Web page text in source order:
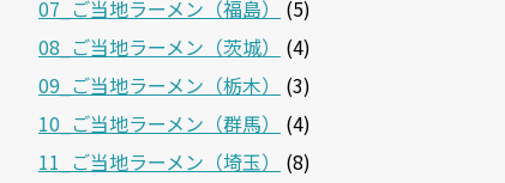
07_ご当地ラーメン（福島）
(5)
08_ご当地ラーメン（茨城）
(4)
09_ご当地ラーメン（栃木）
(3)
10_ご当地ラーメン（群馬）
(4)
11_ご当地ラーメン（埼玉）
(8)